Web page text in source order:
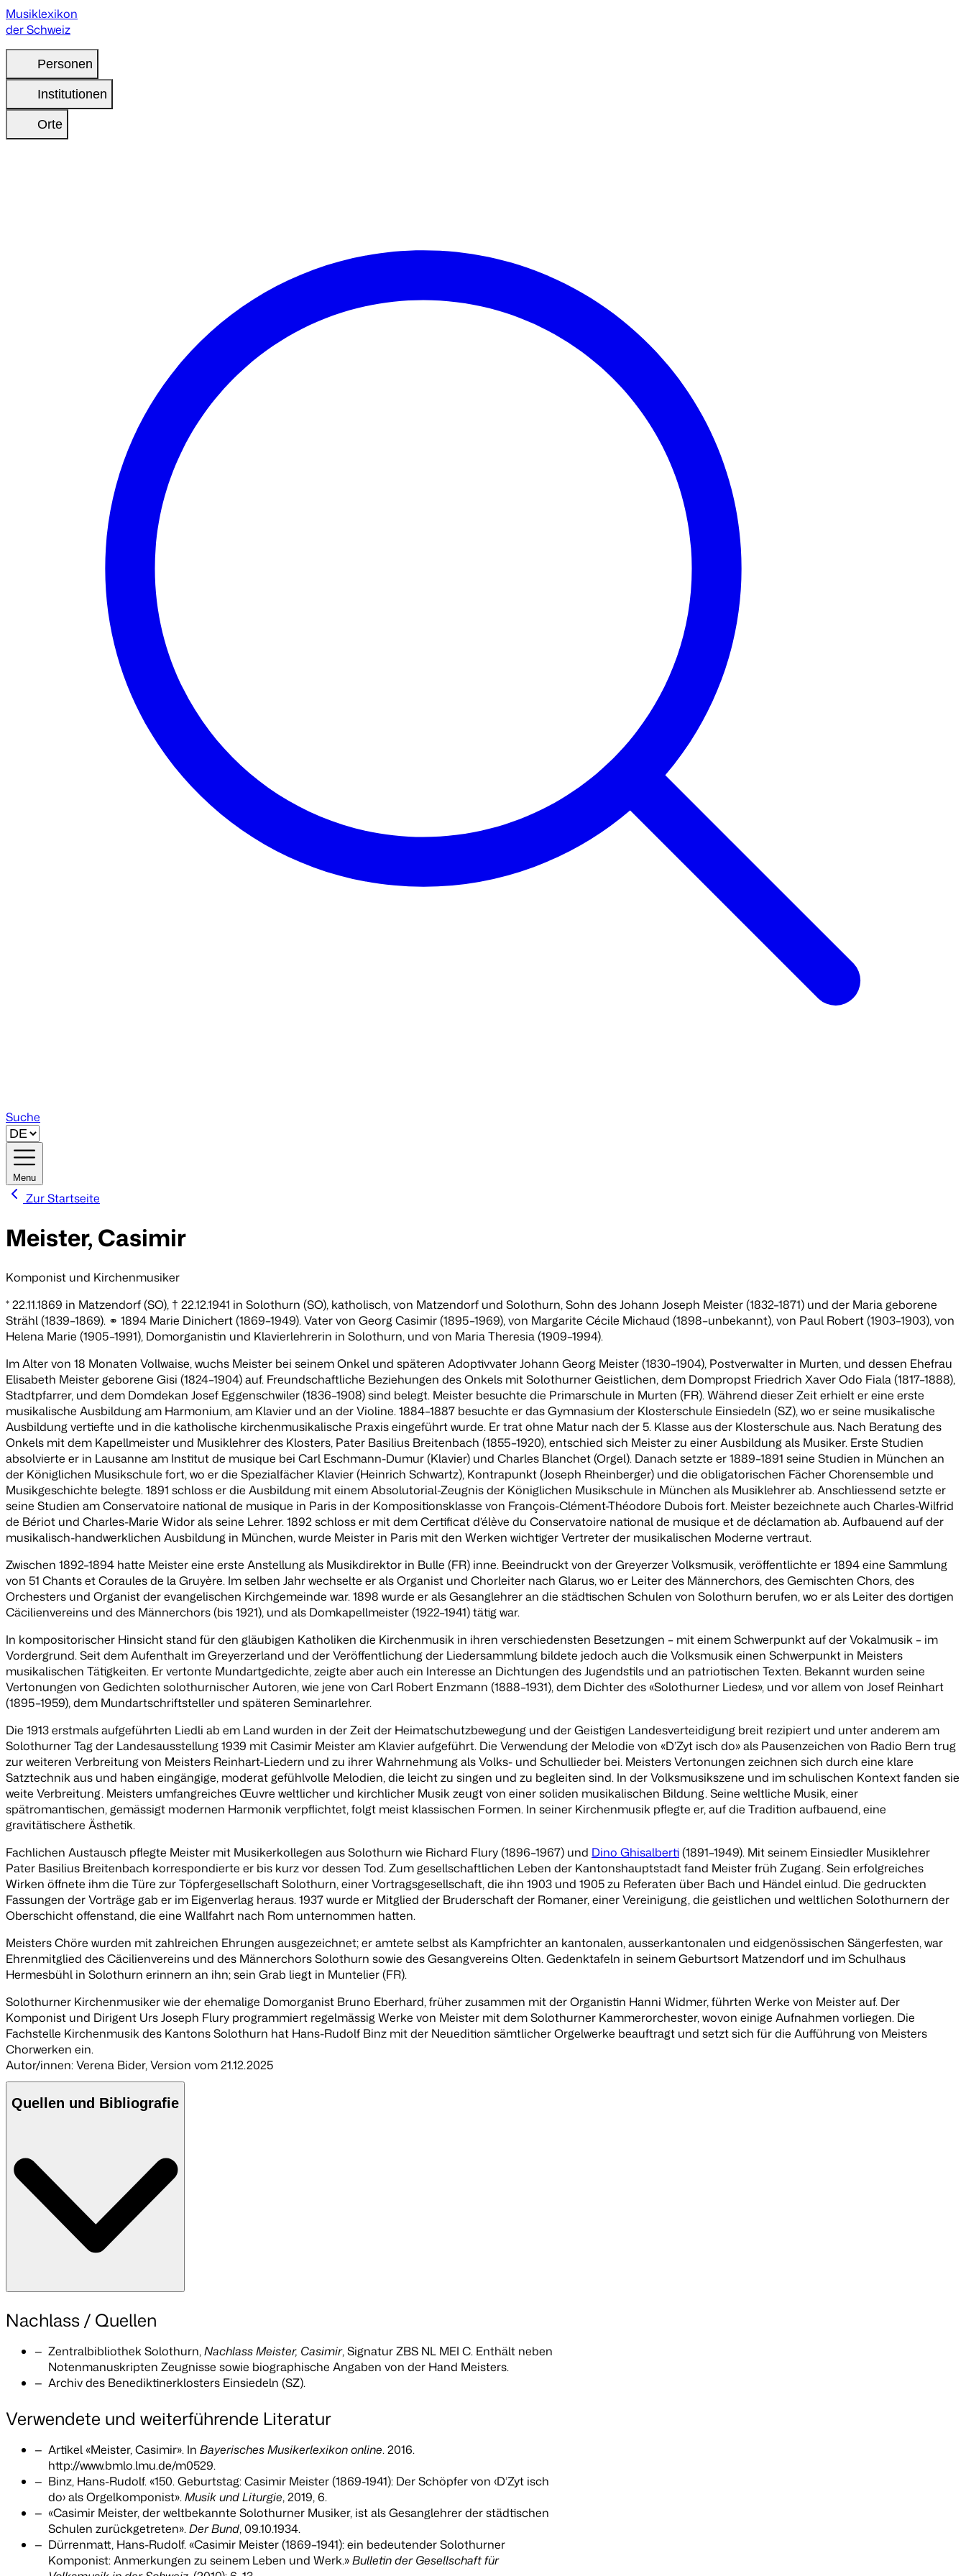
Musiklexikon
der Schweiz
Personen
Institutionen
Orte
Suche
Menu
Zur Startseite
Meister, Casimir
Komponist und Kirchenmusiker
* 22.11.1869 in Matzendorf (SO), † 22.12.1941 in Solothurn (SO), katholisch, von Matzendorf und Solothurn, Sohn des Johann Joseph Meister (1832–1871) und der Maria geborene
Strähl (1839–1869). ⚭ 1894 Marie Dinichert (1869–1949). Vater von Georg Casimir (1895–1969), von Margarite Cécile Michaud (1898–unbekannt), von Paul Robert (1903–1903), von
Helena Marie (1905–1991), Domorganistin und Klavierlehrerin in Solothurn, und von Maria Theresia (1909–1994).
Im Alter von 18 Monaten Vollwaise, wuchs Meister bei seinem Onkel und späteren Adoptivvater Johann Georg Meister (1830–1904), Postverwalter in Murten, und dessen Ehefrau
Elisabeth Meister geborene Gisi (1824–1904) auf. Freundschaftliche Beziehungen des Onkels mit Solothurner Geistlichen, dem Dompropst Friedrich Xaver Odo Fiala (1817–1888),
Stadtpfarrer, und dem Domdekan Josef Eggenschwiler (1836–1908) sind belegt. Meister besuchte die Primarschule in Murten (FR). Während dieser Zeit erhielt er eine erste
musikalische Ausbildung am Harmonium, am Klavier und an der Violine. 1884–1887 besuchte er das Gymnasium der Klosterschule Einsiedeln (SZ), wo er seine musikalische
Ausbildung vertiefte und in die katholische kirchenmusikalische Praxis eingeführt wurde. Er trat ohne Matur nach der 5. Klasse aus der Klosterschule aus. Nach Beratung des
Onkels mit dem Kapellmeister und Musiklehrer des Klosters, Pater Basilius Breitenbach (1855–1920), entschied sich Meister zu einer Ausbildung als Musiker. Erste Studien
absolvierte er in Lausanne am Institut de musique bei Carl Eschmann-Dumur (Klavier) und Charles Blanchet (Orgel). Danach setzte er 1889–1891 seine Studien in München an
der Königlichen Musikschule fort, wo er die Spezialfächer Klavier (Heinrich Schwartz), Kontrapunkt (Joseph Rheinberger) und die obligatorischen Fächer Chorensemble und
Musikgeschichte belegte. 1891 schloss er die Ausbildung mit einem Absolutorial-Zeugnis der Königlichen Musikschule in München als Musiklehrer ab. Anschliessend setzte er
seine Studien am Conservatoire national de musique in Paris in der Kompositionsklasse von François-Clément-Théodore Dubois fort. Meister bezeichnete auch Charles-Wilfrid
de Bériot und Charles-Marie Widor als seine Lehrer. 1892 schloss er mit dem Certificat d’élève du Conservatoire national de musique et de déclamation ab. Aufbauend auf der
musikalisch-handwerklichen Ausbildung in München, wurde Meister in Paris mit den Werken wichtiger Vertreter der musikalischen Moderne vertraut.
Zwischen 1892–1894 hatte Meister eine erste Anstellung als Musikdirektor in Bulle (FR) inne. Beeindruckt von der Greyerzer Volksmusik, veröffentlichte er 1894 eine Sammlung
von 51 Chants et Coraules de la Gruyère. Im selben Jahr wechselte er als Organist und Chorleiter nach Glarus, wo er Leiter des Männerchors, des Gemischten Chors, des
Orchesters und Organist der evangelischen Kirchgemeinde war. 1898 wurde er als Gesanglehrer an die städtischen Schulen von Solothurn berufen, wo er als Leiter des dortigen
Cäcilienvereins und des Männerchors (bis 1921), und als Domkapellmeister (1922–1941) tätig war.
In kompositorischer Hinsicht stand für den gläubigen Katholiken die Kirchenmusik in ihren verschiedensten Besetzungen – mit einem Schwerpunkt auf der Vokalmusik – im
Vordergrund. Seit dem Aufenthalt im Greyerzerland und der Veröffentlichung der Liedersammlung bildete jedoch auch die Volksmusik einen Schwerpunkt in Meisters
musikalischen Tätigkeiten. Er vertonte Mundartgedichte, zeigte aber auch ein Interesse an Dichtungen des Jugendstils und an patriotischen Texten. Bekannt wurden seine
Vertonungen von Gedichten solothurnischer Autoren, wie jene von Carl Robert Enzmann (1888–1931), dem Dichter des «Solothurner Liedes», und vor allem von Josef Reinhart
(1895–1959), dem Mundartschriftsteller und späteren Seminarlehrer.
Die 1913 erstmals aufgeführten Liedli ab em Land wurden in der Zeit der Heimatschutzbewegung und der Geistigen Landesverteidigung breit rezipiert und unter anderem am
Solothurner Tag der Landesausstellung 1939 mit Casimir Meister am Klavier aufgeführt. Die Verwendung der Melodie von «D’Zyt isch do» als Pausenzeichen von Radio Bern trug
zur weiteren Verbreitung von Meisters Reinhart-Liedern und zu ihrer Wahrnehmung als Volks- und Schullieder bei. Meisters Vertonungen zeichnen sich durch eine klare
Satztechnik aus und haben eingängige, moderat gefühlvolle Melodien, die leicht zu singen und zu begleiten sind. In der Volksmusikszene und im schulischen Kontext fanden sie
weite Verbreitung. Meisters umfangreiches Œuvre weltlicher und kirchlicher Musik zeugt von einer soliden musikalischen Bildung. Seine weltliche Musik, einer
spätromantischen, gemässigt modernen Harmonik verpflichtet, folgt meist klassischen Formen. In seiner Kirchenmusik pflegte er, auf die Tradition aufbauend, eine
gravitätischere Ästhetik.
Fachlichen Austausch pflegte Meister mit Musikerkollegen aus Solothurn wie Richard Flury (1896–1967) und Dino Ghisalberti(1891–1949). Mit seinem Einsiedler Musiklehrer
Pater Basilius Breitenbach korrespondierte er bis kurz vor dessen Tod. Zum gesellschaftlichen Leben der Kantonshauptstadt fand Meister früh Zugang. Sein erfolgreiches
Wirken öffnete ihm die Türe zur Töpfergesellschaft Solothurn, einer Vortragsgesellschaft, die ihn 1903 und 1905 zu Referaten über Bach und Händel einlud. Die gedruckten
Fassungen der Vorträge gab er im Eigenverlag heraus. 1937 wurde er Mitglied der Bruderschaft der Romaner, einer Vereinigung, die geistlichen und weltlichen Solothurnern der
Oberschicht offenstand, die eine Wallfahrt nach Rom unternommen hatten.
Meisters Chöre wurden mit zahlreichen Ehrungen ausgezeichnet; er amtete selbst als Kampfrichter an kantonalen, ausserkantonalen und eidgenössischen Sängerfesten, war
Ehrenmitglied des Cäcilienvereins und des Männerchors Solothurn sowie des Gesangvereins Olten. Gedenktafeln in seinem Geburtsort Matzendorf und im Schulhaus
Hermesbühl in Solothurn erinnern an ihn; sein Grab liegt in Muntelier (FR).
Solothurner Kirchenmusiker wie der ehemalige Domorganist Bruno Eberhard, früher zusammen mit der Organistin Hanni Widmer, führten Werke von Meister auf. Der
Komponist und Dirigent Urs Joseph Flury programmiert regelmässig Werke von Meister mit dem Solothurner Kammerorchester, wovon einige Aufnahmen vorliegen. Die
Fachstelle Kirchenmusik des Kantons Solothurn hat Hans-Rudolf Binz mit der Neuedition sämtlicher Orgelwerke beauftragt und setzt sich für die Aufführung von Meisters
Chorwerken ein.
Autor/innen: Verena Bider,Version vom 21.12.2025
Quellen und Bibliografie
Nachlass / Quellen
Zentralbibliothek Solothurn,Nachlass Meister, Casimir, Signatur ZBS NL MEI C. Enthält neben
Notenmanuskripten Zeugnisse sowie biographische Angaben von der Hand Meisters.
Archiv des Benediktinerklosters Einsiedeln (SZ).
Verwendete und weiterführende Literatur
Artikel «Meister, Casimir». InBayerisches Musikerlexikon online. 2016.
http://www.bmlo.lmu.de/m0529.
Binz, Hans-Rudolf. «150. Geburtstag: Casimir Meister (1869-1941): Der Schöpfer von ‹D’Zyt isch
do› als Orgelkomponist».Musik und Liturgie, 2019, 6.
«Casimir Meister, der weltbekannte Solothurner Musiker, ist als Gesanglehrer der städtischen
Schulen zurückgetreten».Der Bund, 09.10.1934.
Dürrenmatt, Hans-Rudolf. «Casimir Meister (1869–1941): ein bedeutender Solothurner
Komponist: Anmerkungen zu seinem Leben und Werk.»Bulletin der Gesellschaft für